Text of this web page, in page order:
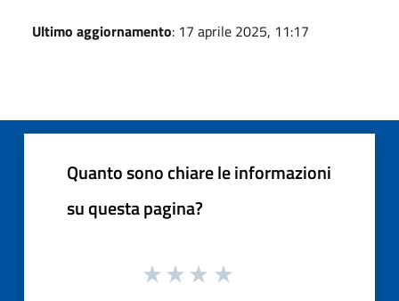
Ultimo aggiornamento: 17 aprile 2025, 11:17
Quanto sono chiare le informazioni
su questa pagina?